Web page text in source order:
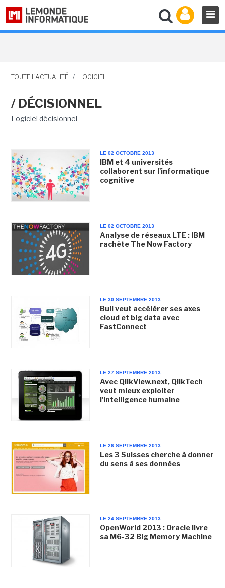
TOUTE L'ACTUALITÉ / LOGICIEL
/ DÉCISIONNEL
Logiciel décisionnel
LE 02 OCTOBRE 2013
IBM et 4 universités
collaborent sur l'informatique
cognitive
LE 02 OCTOBRE 2013
Analyse de réseaux LTE : IBM
rachète The Now Factory
LE 30 SEPTEMBRE 2013
Bull veut accélérer ses axes
cloud et big data avec
FastConnect
LE 27 SEPTEMBRE 2013
Avec QlikView.next, QlikTech
veut mieux exploiter
l'intelligence humaine
LE 26 SEPTEMBRE 2013
Les 3 Suisses cherche à donner
du sens à ses données
LE 24 SEPTEMBRE 2013
OpenWorld 2013 : Oracle livre
sa M6-32 Big Memory Machine